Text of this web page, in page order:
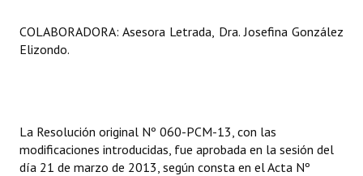
COLABORADORA: Asesora Letrada, Dra. Josefina González
Elizondo.
La Resolución original Nº 060-PCM-13, con las
modificaciones introducidas, fue aprobada en la sesión del
día 21 de marzo de 2013, según consta en el Acta Nº